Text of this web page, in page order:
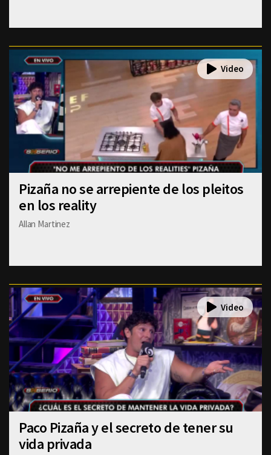
Pizaña no se arrepiente de los pleitos
en los reality
Allan Martinez
Paco Pizaña y el secreto de tener su
vida privada